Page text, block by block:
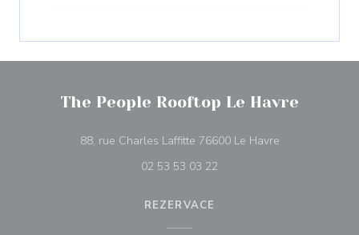
The People Rooftop Le Havre
88, rue Charles Laffitte 76600 Le Havre((otevře se v
02 53 53 03 22
REZERVACE